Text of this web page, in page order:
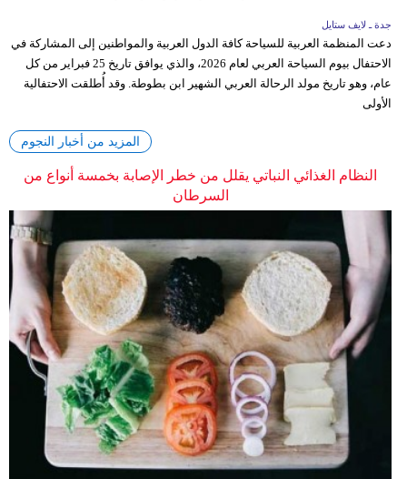
جدة ـ لايف ستايل
دعت المنظمة العربية للسياحة كافة الدول العربية والمواطنين إلى المشاركة في
الاحتفال بيوم السياحة العربي لعام 2026، والذي يوافق تاريخ 25 فبراير من كل
عام، وهو تاريخ مولد الرحالة العربي الشهير ابن بطوطة. وقد أُطلقت الاحتفالية
الأولى
المزيد من أخبار النجوم
النظام الغذائي النباتي يقلل من خطر الإصابة بخمسة أنواع من
السرطان